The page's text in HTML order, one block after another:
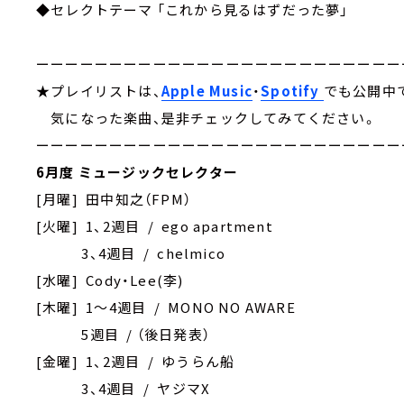
◆セレクトテーマ 「これから見るはずだった夢」
ーーーーーーーーーーーーーーーーーーーーーーーーー
★プレイリストは、 Apple Music・Spotify でも公開中
気になった楽曲、是非チェックしてみてください。
ーーーーーーーーーーーーーーーーーーーーーーーーー
6月度 ミュージックセレクター
[月曜] 田中知之（FPM）
[火曜] 1、2週目 / ego apartment
3、4週目 / chelmico
[水曜] Cody・Lee(李)
[木曜] 1～4週目 / MONO NO AWARE
5週目 / （後日発表）
[金曜] 1、2週目 / ゆうらん船
3、4週目 / ヤジマX